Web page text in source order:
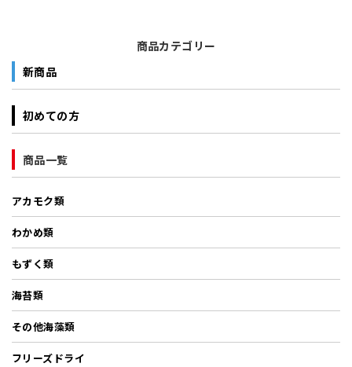
商品カテゴリー
新商品
初めての方
商品一覧
アカモク類
わかめ類
もずく類
海苔類
その他海藻類
フリーズドライ